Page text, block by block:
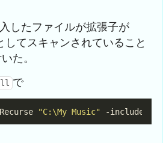
したファイルが拡張子が
してスキャンされていること
た。
で
"C:\My Music" -include